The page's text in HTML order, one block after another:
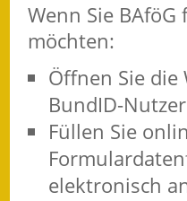
Wenn Sie
möchten:
Öffnen Sie die
BundID-
Füllen Sie
elektronisch